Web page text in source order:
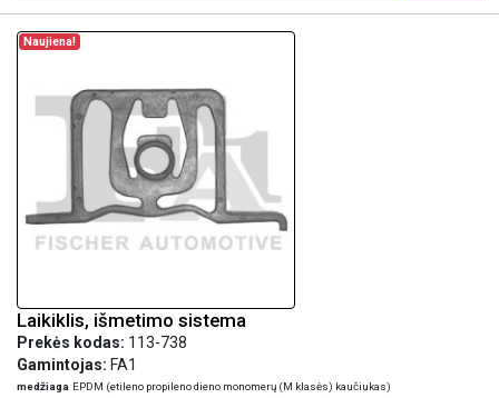
Naujiena!
Laikiklis, išmetimo sistema
Prekės kodas: 113-738
Gamintojas: FA1
medžiaga EPDM (etileno propileno dieno monomerų (M klasės) kaučiukas)